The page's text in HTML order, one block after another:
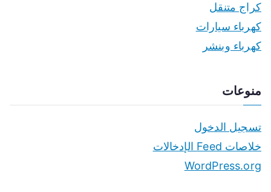
كراج متنقل
كهرباء سيارات
كهرباء وبنشر
منوعات
تسجيل الدخول
خلاصات Feed الإدخالات
WordPress.org